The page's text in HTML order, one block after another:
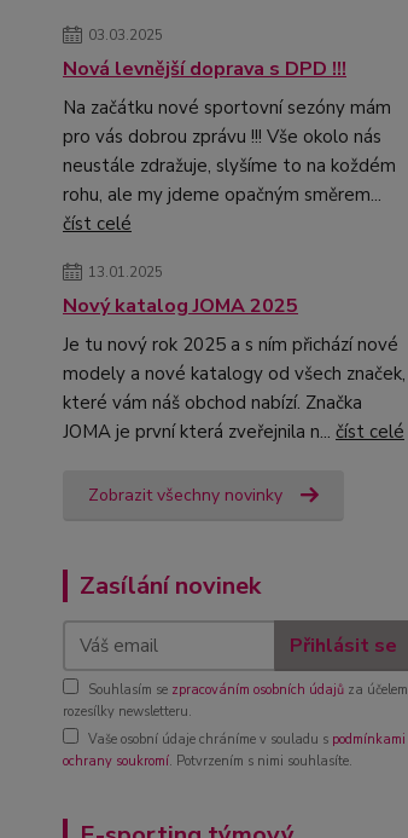
03.03.2025
Nová levnější doprava s DPD !!!
Na začátku nové sportovní sezóny mám
pro vás dobrou zprávu !!! Vše okolo nás
neustále zdražuje, slyšíme to na koždém
rohu, ale my jdeme opačným směrem...
číst celé
13.01.2025
Nový katalog JOMA 2025
Je tu nový rok 2025 a s ním přichází nové
modely a nové katalogy od všech značek,
které vám náš obchod nabízí. Značka
JOMA je první která zveřejnila n... číst celé
Zobrazit všechny novinky
Zasílání novinek
Přihlásit se
Souhlasím se zpracováním osobních údajů za účelem
rozesílky newsletteru.
Vaše osobní údaje chráníme v souladu s podmínkami
ochrany soukromí. Potvrzením s nimi souhlasíte.